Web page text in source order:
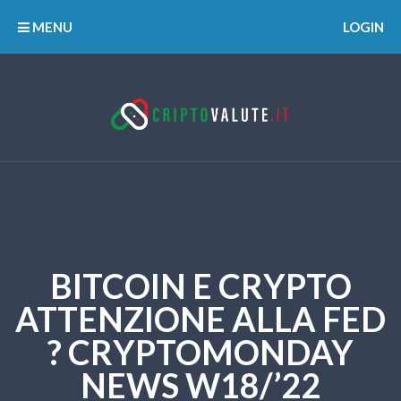
MENU LOGIN
BITCOIN E CRYPTO
ATTENZIONE ALLA FED
?️ CRYPTOMONDAY
NEWS W18/’22